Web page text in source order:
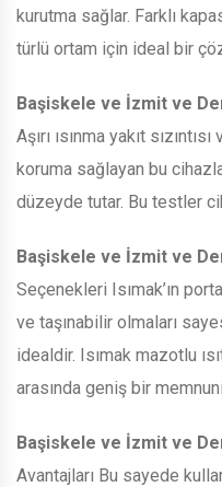
kurutma sağlar. Farklı
türlü ortam için ideal bir
Başiskele ve İzmit ve
Aşırı ısınma yakıt
koruma sağlayan bu
düzeyde tutar. Bu testler
Başiskele ve İzmit ve
Seçenekleri Isımak’ın
ve taşınabilir olmaları
idealdir. Isımak mazotlu
arasında geniş bir
Başiskele ve İzmit ve
Avantajları Bu sayede